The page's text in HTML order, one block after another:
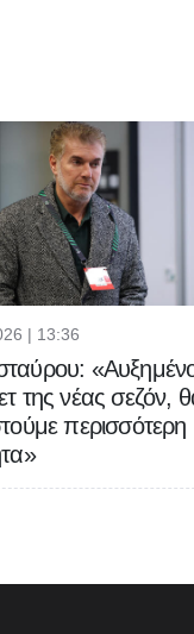
| 13:36
της νέας σεζόν,
περισσότερη